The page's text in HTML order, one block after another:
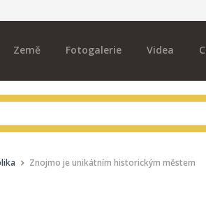
Země Fotogalerie Videa
Znojmo je unikátním historickým městem